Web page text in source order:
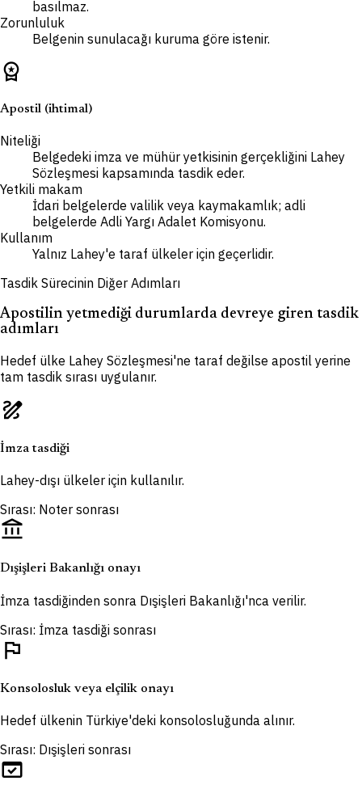
basılmaz.
Zorunluluk
Belgenin sunulacağı kuruma göre istenir.
workspace_premium
Apostil (ihtimal)
Niteliği
Belgedeki imza ve mühür yetkisinin gerçekliğini Lahey
Sözleşmesi kapsamında tasdik eder.
Yetkili makam
İdari belgelerde valilik veya kaymakamlık; adli
belgelerde Adli Yargı Adalet Komisyonu.
Kullanım
Yalnız Lahey'e taraf ülkeler için geçerlidir.
Tasdik Sürecinin Diğer Adımları
Apostilin yetmediği durumlarda devreye giren tasdik
adımları
Hedef ülke Lahey Sözleşmesi'ne taraf değilse apostil yerine
tam tasdik sırası uygulanır.
draw
İmza tasdiği
Lahey-dışı ülkeler için kullanılır.
Sırası: Noter sonrası
account_balance
Dışişleri Bakanlığı onayı
İmza tasdiğinden sonra Dışişleri Bakanlığı'nca verilir.
Sırası: İmza tasdiği sonrası
flag
Konsolosluk veya elçilik onayı
Hedef ülkenin Türkiye'deki konsolosluğunda alınır.
Sırası: Dışişleri sonrası
domain_verification